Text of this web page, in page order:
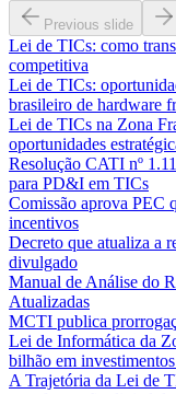
Previous slide
Lei de TICs: como
competitiva
Lei de TICs:
brasileiro de hardware
Lei de TICs na Zona
oportunidades
Resolução CATI nº
para PD&I em TICs
Comissão aprova PEC
incentivos
Decreto que atualiza a
divulgado
Manual de Análise do
Atualizadas
MCTI publica
Lei de Informática da
bilhão em
A Trajetória da Lei de